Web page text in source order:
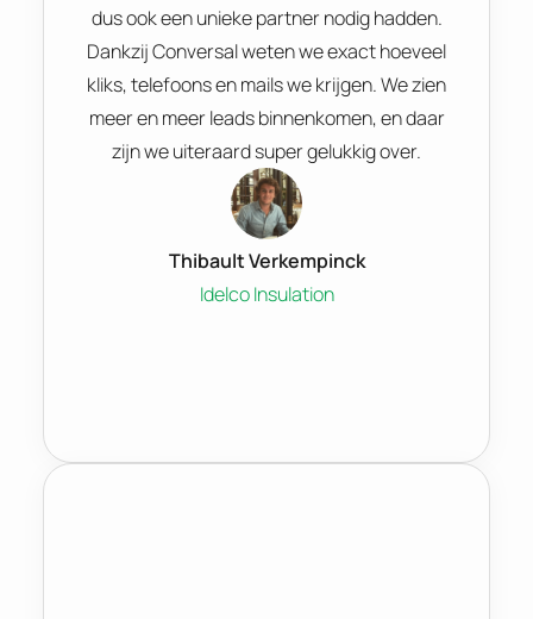
dus ook een unieke partner nodig hadden.
Dankzij Conversal weten we exact hoeveel
kliks, telefoons en mails we krijgen. We zien
meer en meer leads binnenkomen, en daar
zijn we uiteraard super gelukkig over.
Thibault Verkempinck
Idelco Insulation